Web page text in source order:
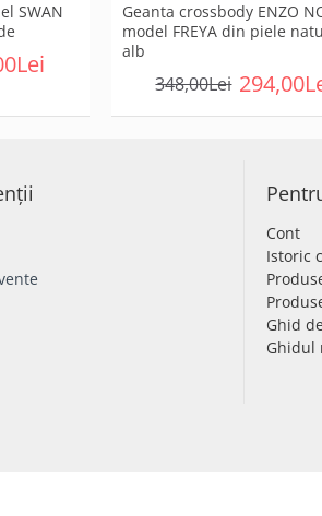
SWAN
Geanta crossbody ENZO
model FREYA din piele
alb
348,00Lei
Cont
Istoric
Ghid
Ghidul